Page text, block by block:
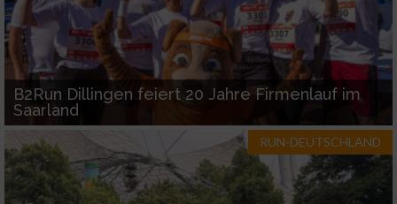
B2Run Dillingen feiert 20 Jahre Firmenlauf im
Saarland
RUN-DEUTSCHLAND